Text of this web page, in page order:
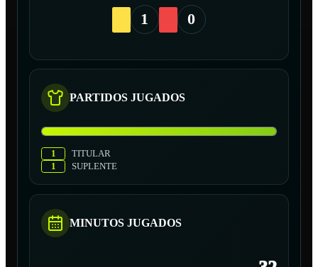
1 0
PARTIDOS JUGADOS
1
TITULAR
1
SUPLENTE
MINUTOS JUGADOS